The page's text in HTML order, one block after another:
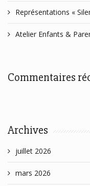
Représentations «
Atelier Enfants &
Commentaires
Archives
juillet 2026
mars 2026